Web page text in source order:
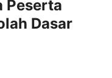
Peserta
Dasar